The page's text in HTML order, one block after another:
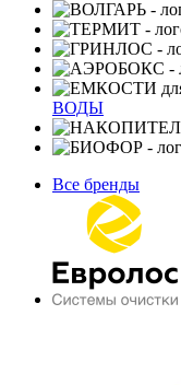
ВОДЫ
Все бренды